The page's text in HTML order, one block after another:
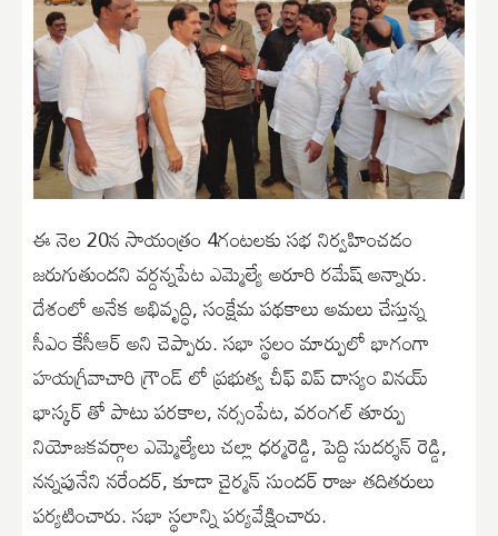
ఈ నెల 20న సాయంత్రం 4గంటలకు సభ నిర్వహించడం
జరుగుతుందని వర్దన్నపేట ఎమ్మెల్యే అరూరి రమేష్ అన్నారు.
దేశంలో అనేక అభివృద్ధి, సంక్షేమ పథకాలు అమలు చేస్తున్న
సీఎం కేసీఆర్ అని చెప్పారు. సభా స్థలం మార్పులో భాగంగా
హయగ్రీవాచారి గ్రౌండ్ లో ప్రభుత్వ చీఫ్ విప్ దాస్యం వినయ్
భాస్కర్ తో పాటు పరకాల, నర్సంపేట, వరంగల్ తూర్పు
నియోజకవర్గాల ఎమ్మెల్యేలు చల్లా ధర్మరెడ్డి, పెద్ది సుదర్శన్ రెడ్డి,
నన్నపునేని నరేందర్, కూడా చైర్మన్ సుందర్ రాజు తదితరులు
పర్యటించారు. సభా స్థలాన్ని పర్యవేక్షించారు.